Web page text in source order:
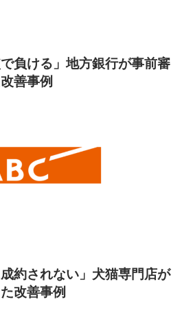
で負ける」地方銀行が事前審
善事例
成約されない」犬猫専門店が
改善事例